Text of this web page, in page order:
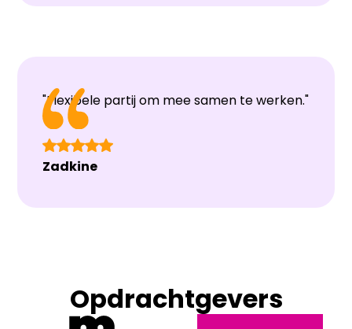
"Flexibele partij om mee samen te werken."
Zadkine
Opdrachtgevers